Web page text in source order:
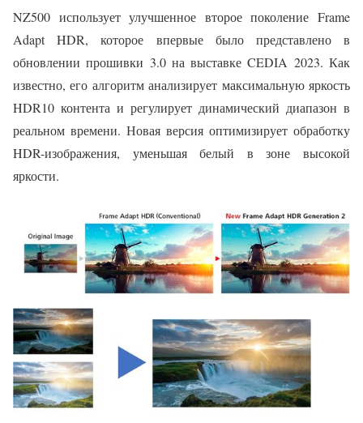
NZ500 использует улучшенное второе поколение Frame
Adapt HDR, которое впервые было представлено в
обновлении прошивки 3.0 на выставке CEDIA 2023. Как
известно, его алгоритм анализирует максимальную яркость
HDR10 контента и регулирует динамический диапазон в
реальном времени. Новая версия оптимизирует обработку
HDR-изображения, уменьшая белый в зоне высокой
яркости.